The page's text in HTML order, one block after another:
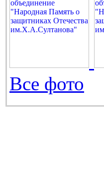
Все фото